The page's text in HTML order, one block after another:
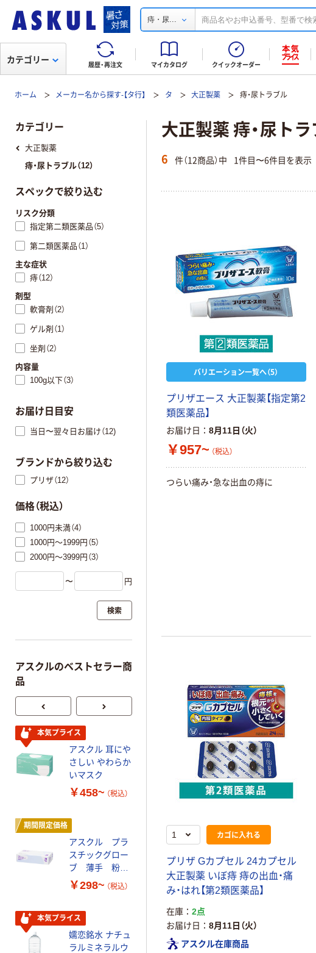
痔・尿...
履歴・再注文 マイカタログ クイックオーダー
カテゴリー
ホーム メーカー名から探す-【タ行】 タ 大正製薬 痔・尿トラブル
大正製薬 痔・尿ト
6 件（12商品）中 1件目〜6件目を表示
バリエーション一覧へ（5）
プリザエース 大正製薬【指定第2
類医薬品】
お届け日 8月11日（火）
￥957~ （税込）
つらい痛み・急な出血の痔に
カゴに入れる
プリザ Gカプセル 24カプセル
大正製薬 いぼ痔 痔の出血・痛
み・はれ【第2類医薬品】
在庫
2点
お届け日
8月11日（火）
アスクル在庫商品
カテゴリー
大正製薬
痔・尿トラブル（12）
スペックで絞り込む
リスク分類
指定第二類医薬品（5）
第二類医薬品（1）
主な症状
痔（12）
剤型
軟膏剤（2）
ゲル剤（1）
坐剤（2）
内容量
100g以下（3）
お届け日目安
当日〜翌々日お届け（12)
ブランドから絞り込む
プリザ（12）
価格（税込）
1000円未満（4）
1000円～1999円（5）
2000円～3999円（3）
〜 円
検索
アスクルのベストセラー商
品
本気プライス
アスクル 耳にや
さしい やわらか
いマスク
￥458~ （税込）
期間限定価格
アスクル プラ
スチックグロー
ブ 薄手 粉な
し（パウダーフ
￥298~ （税込）
本気プライス
嬬恋銘水 ナチュ
ラルミネラルウ
オリジナル
【アスクル限定】
ファーストレイ
ト ニトリルグ
ローブ ホワイ
ト 粉なし（パ
￥698~ （税込）
本気プライス
ペーパータオル
小判・シングル
再生紙 200枚
FSC認証紙 アス
クルオリジナル
￥143~ （税込）
オリジナル
ファーストレイ
本